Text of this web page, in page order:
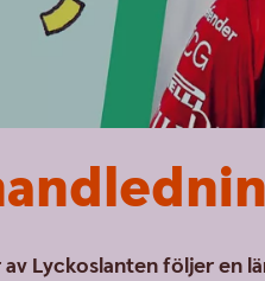
av Lyckoslanten följer en